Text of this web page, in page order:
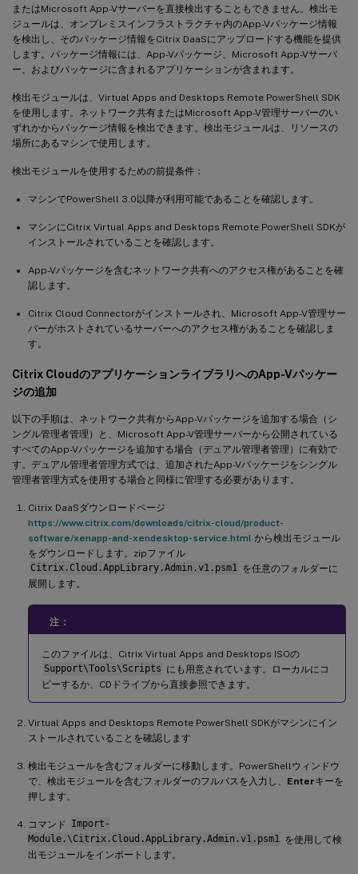
またはMicrosoft App-Vサーバーを直接検出することもできません。検出モ
ジュールは、オンプレミスインフラストラクチャ内のApp-Vパッケージ情報
を検出し、そのパッケージ情報をCitrix DaaSにアップロードする機能を提供
します。パッケージ情報には、App-Vパッケージ、Microsoft App-Vサーバ
ー、およびパッケージに含まれるアプリケーションが含まれます。
検出モジュールは、Virtual Apps and Desktops Remote PowerShell SDK
を使用します。ネットワーク共有またはMicrosoft App-V管理サーバーのい
ずれかからパッケージ情報を検出できます。検出モジュールは、リソースの
場所にあるマシンで使用します。
検出モジュールを使用するための前提条件：
マシンでPowerShell 3.0以降が利用可能であることを確認します。
マシンにCitrix Virtual Apps and Desktops Remote PowerShell SDKが
インストールされていることを確認します。
App-Vパッケージを含むネットワーク共有へのアクセス権があることを確
認します。
Citrix Cloud Connectorがインストールされ、Microsoft App-V管理サー
バーがホストされているサーバーへのアクセス権があることを確認しま
す。
Citrix CloudのアプリケーションライブラリへのApp-Vパッケー
ジの追加
以下の手順は、ネットワーク共有からApp-Vパッケージを追加する場合（シ
ングル管理者管理）と、Microsoft App-V管理サーバーから公開されている
すべてのApp-Vパッケージを追加する場合（デュアル管理者管理）に有効で
す。デュアル管理者管理方式では、追加されたApp-Vパッケージをシングル
管理者管理方式を使用する場合と同様に管理する必要があります。
Citrix DaaSダウンロードページ
https://www.citrix.com/downloads/citrix-cloud/product-
software/xenapp-and-xendesktop-service.html から検出モジュール
をダウンロードします。zipファイル
Citrix.Cloud.AppLibrary.Admin.v1.psm1 を任意のフォルダーに
展開します。
注：
このファイルは、Citrix Virtual Apps and Desktops ISOの
Support\Tools\Scripts にも用意されています。ローカルにコ
ピーするか、CDドライブから直接参照できます。
Virtual Apps and Desktops Remote PowerShell SDKがマシンにイン
ストールされていることを確認します
検出モジュールを含むフォルダーに移動します。PowerShellウィンドウ
で、検出モジュールを含むフォルダーのフルパスを入力し、 Enterキーを
押します。
コマンド Import-
Module.\Citrix.Cloud.AppLibrary.Admin.v1.psm1 を使用して検
出モジュールをインポートします。